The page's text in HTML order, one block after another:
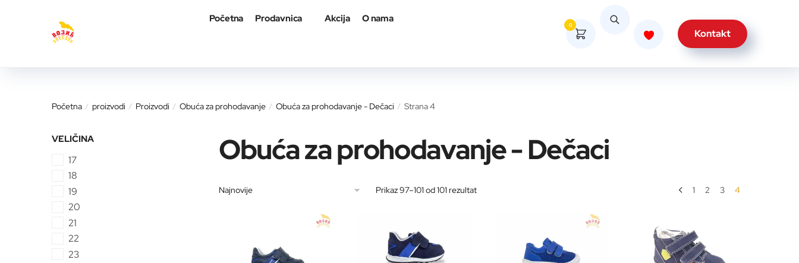
Početna Prodavnica Akcija O nama
0
Kontakt
Početna / proizvodi / Proizvodi / Obuća za prohodavanje / Obuća za prohodavanje - Dečaci / Strana 4
Obuća za prohodavanje - Dečaci
Prikaz 97–101 od 101 rezultatSortirano
1 2 3 4
VELIČINA
17
18
19
20
21
22
23